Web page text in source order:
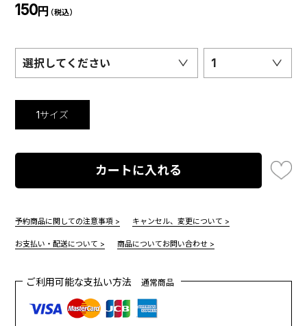
150円 （税込）
選択してください 1
1サイズ
カートに入れる
予約商品に関しての注意事項 > キャンセル、変更について >
お支払い・配送について > 商品についてお問い合わせ >
ご利用可能な支払い方法通常商品